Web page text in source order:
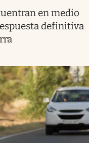
en medio
definitiva